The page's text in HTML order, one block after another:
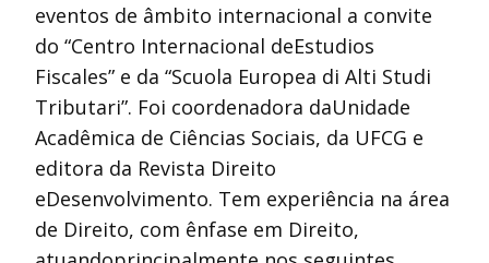
eventos de âmbito internacional a convite
do “Centro Internacional deEstudios
Fiscales” e da “Scuola Europea di Alti Studi
Tributari”. Foi coordenadora daUnidade
Acadêmica de Ciências Sociais, da UFCG e
editora da Revista Direito
eDesenvolvimento. Tem experiência na área
de Direito, com ênfase em Direito,